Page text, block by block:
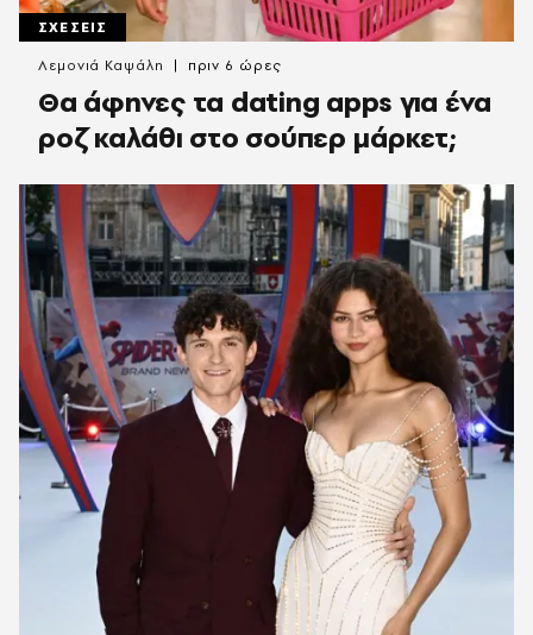
ΣΧΕΣΕΙΣ
Θα άφηνες τα dating apps για ένα
ροζ καλάθι στο σούπερ μάρκετ;
Λεμονιά Καψάλη πριν 6 ώρες